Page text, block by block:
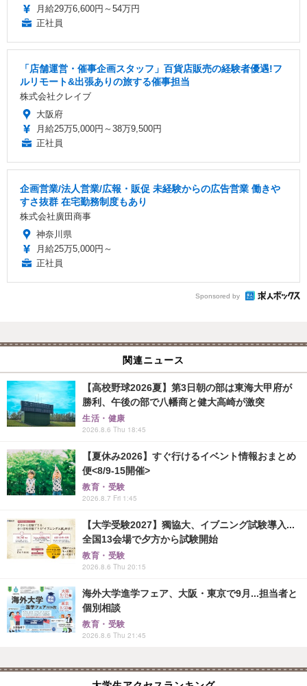
月給29万6,600円～54万円
正社員
「店舗運営・催事企画スタッフ」百貨店販売の経験者優遇!フ
ルリモート&出張ありの旅する催事担当
株式会社クレイブ
大阪府
月給25万5,000円～38万9,500円
正社員
企画営業/法人営業/広報・販促 未経験からの広告営業 働きや
すさ抜群 在宅勤務制度もあり
株式会社廣田商事
神奈川県
月給25万5,000円～
正社員
Sponsored by
関連ニュース
【高校野球2026夏】第3日朝の部は東海大甲府が
勝利、午後の部で八幡商と健大高崎が激突
生活・健康
2026.8.6 Thu 18:45
【夏休み2026】すぐ行けるイベント情報おまとめ
便<8/9-15開催>
教育・受験
2026.8.7 Fri 1:45
【大学受験2027】獨協大、イブニング試験導入...
全国13会場で夕方から試験開始
教育・受験
2026.8.6 Thu 20:15
海外大学進学フェア、大阪・東京で9月...担当者と
個別相談
教育・受験
2026.8.6 Thu 21:45